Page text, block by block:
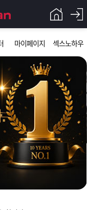
마이페이지 섹스노하우
입금확인이 안되는 상황을 대비해 꼭 입금후 고객센터 연락바랍니다.
안내